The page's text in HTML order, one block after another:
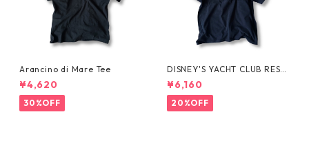
Arancino di Mare Tee
¥4,620
30%OFF
DISNEY'S YACHT CLUB RESO
RT Tee
¥6,160
20%OFF